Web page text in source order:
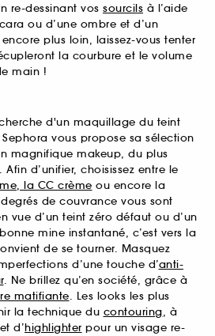
re-dessinant vos sourcils à l’aide
ou d’une ombre et d’un
plus loin, laissez-vous tenter
la courbure et le volume
main !
d'un maquillage du teint
vous propose sa sélection
magnifique makeup, du plus
d’unifier, choisissez entre le
la CC crème ou encore la
degrés de couvrance vous sont
vue d’un teint zéro défaut ou d’un
mine instantané, c’est vers la
de se tourner. Masquez
d’une touche d’anti-
. Ne brillez qu’en société, grâce à
matifiante. Les looks les plus
la technique du contouring, à
et d’highlighter pour un visage re-